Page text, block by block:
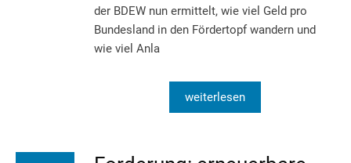
der BDEW nun ermittelt, wie viel Geld pro
Bundesland in den Fördertopf wandern und
wie viel Anla
weiterlesen